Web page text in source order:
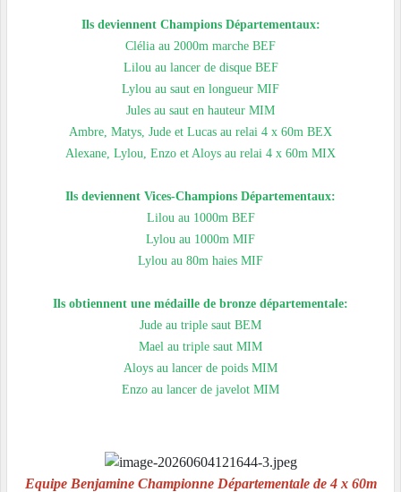
Ils deviennent Champions Départementaux:
Clélia au 2000m marche BEF
Lilou au lancer de disque BEF
Lylou au saut en longueur MIF
Jules au saut en hauteur MIM
Ambre, Matys, Jude et Lucas au relai 4 x 60m BEX
Alexane, Lylou, Enzo et Aloys au relai 4 x 60m MIX
Ils deviennent Vices-Champions Départementaux:
Lilou au 1000m BEF
Lylou au 1000m MIF
Lylou au 80m haies MIF
Ils obtiennent une médaille de bronze départementale:
Jude au triple saut BEM
Mael au triple saut MIM
Aloys au lancer de poids MIM
Enzo au lancer de javelot MIM
Equipe Benjamine Championne Départementale de 4 x 60m